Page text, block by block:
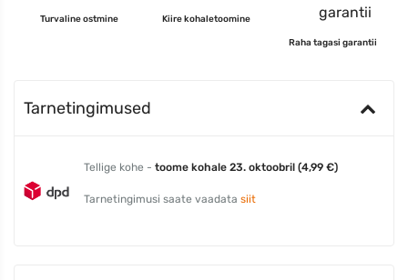
Turvaline ostmine Kiire kohaletoomine
Raha tagasi garantii
Tarnetingimused
Tellige kohe - toome kohale 23. oktoobril (4,99 €)
Tarnetingimusi saate vaadata siit